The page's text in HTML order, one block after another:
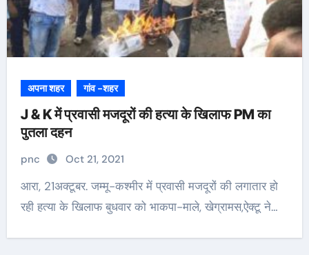
अपना शहर गांव -शहर
J & K में प्रवासी मजदूरों की हत्या के खिलाफ PM का
पुतला दहन
pnc Oct 21, 2021
आरा, 21अक्टूबर. जम्मू-कश्मीर में प्रवासी मजदूरों की लगातार हो
रही हत्या के खिलाफ बुधवार को भाकपा-माले, खेग्रामस,ऐक्टू ने…